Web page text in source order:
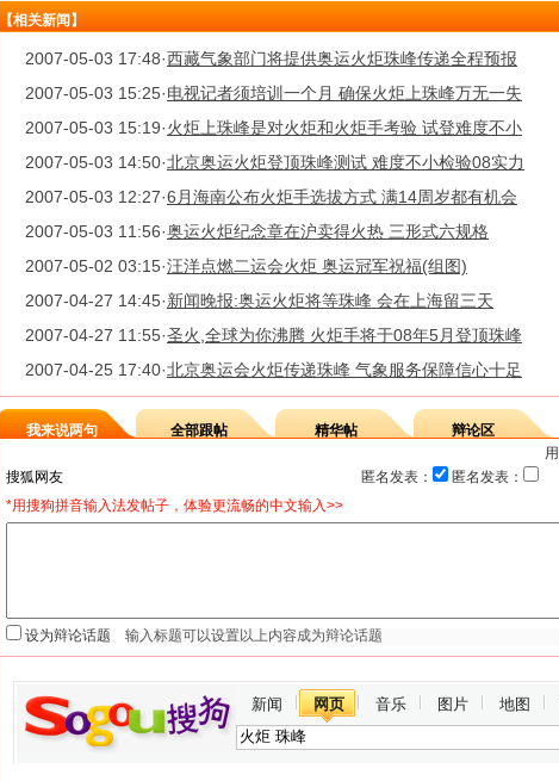
【相关新闻】
2007-05-03 17:48·西藏气象部门将提供奥运火炬珠峰传递全程预报
2007-05-03 15:25·电视记者须培训一个月 确保火炬上珠峰万无一失
2007-05-03 15:19·火炬上珠峰是对火炬和火炬手考验 试登难度不小
2007-05-03 14:50·北京奥运火炬登顶珠峰测试 难度不小检验08实力
2007-05-03 12:27·6月海南公布火炬手选拔方式 满14周岁都有机会
2007-05-03 11:56·奥运火炬纪念章在沪卖得火热 三形式六规格
2007-05-02 03:15·汪洋点燃二运会火炬 奥运冠军祝福(组图)
2007-04-27 14:45·新闻晚报:奥运火炬将等珠峰 会在上海留三天
2007-04-27 11:55·圣火,全球为你沸腾 火炬手将于08年5月登顶珠峰
2007-04-25 17:40·北京奥运会火炬传递珠峰 气象服务保障信心十足
我来说两句 全部跟帖 精华帖
辩论区
匿名发表：
匿名发表：
*用搜狗拼音输入法发帖子，体验更流畅的中文输入>>
设为辩论话题
新闻 网页 音乐 图片 地图